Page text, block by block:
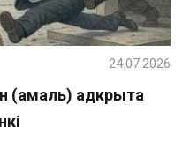
(амаль) адкрыта
24.07.2026